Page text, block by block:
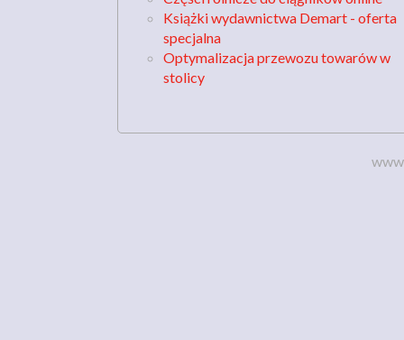
Książki wydawnictwa Demart - oferta
specjalna
Optymalizacja przewozu towarów w
stolicy